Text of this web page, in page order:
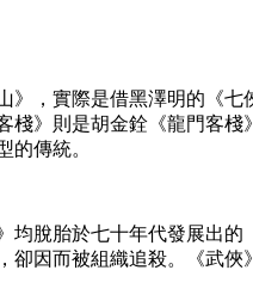
，實際是借黑澤明的《七
》則是胡金銓《龍門客
的傳統。
脫胎於七十年代發展出
因而被組織追殺。《武俠